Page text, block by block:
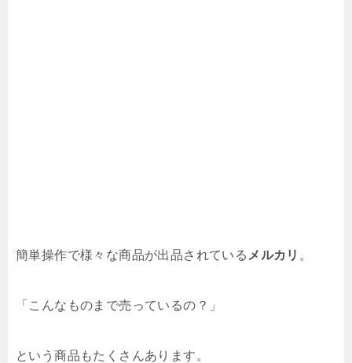
簡単操作で様々な商品が出品されている メルカリ 。
「こんなものまで売っているの？」
という商品もたくさんあります。